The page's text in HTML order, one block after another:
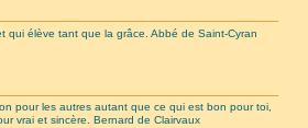
qui élève tant que la grâce. Abbé de Saint-Cyran
pour les autres autant que ce qui est bon pour toi,
vrai et sincère. Bernard de Clairvaux